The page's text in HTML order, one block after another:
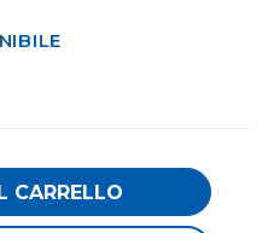
CARRELLO